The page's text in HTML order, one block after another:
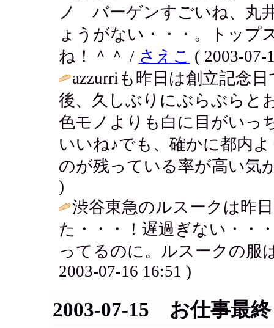
ノ バーゲンすごいね、丸
ょうがない・・・。トップ
ね！＾＾ / さえこ ( 2003-07-
azzurriも昨日は創立記念
後、久しぶりにぶらぶらと
色モノよりも白に目がいっ
いいね♪でも、確かに都内
のが残っている率が高い気
)
渋谷東急のルスークは昨
た・・・！遅過ぎない・・
ってるのに。ルスークの
2003-07-16 16:51 )
2003-07-15 お仕事最